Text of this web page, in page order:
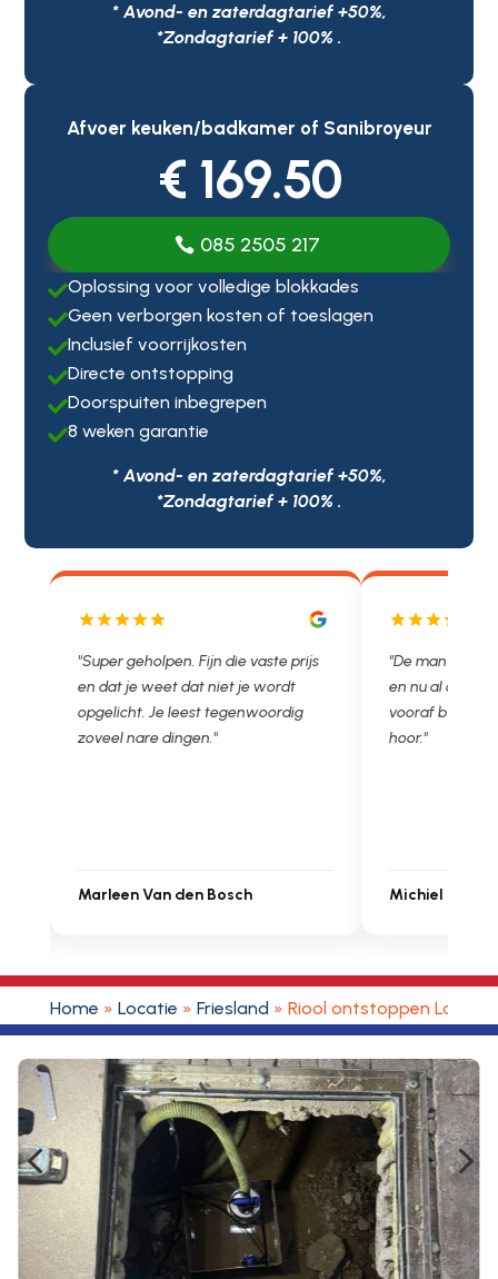
* Avond- en zaterdagtarief +50%,
*Zondagtarief + 100% .
Afvoer keuken/badkamer of Sanibroyeur
€ 169.50
085 2505 217
Oplossing voor volledige blokkades
Geen verborgen kosten of toeslagen
Inclusief voorrijkosten
Directe ontstopping
Doorspuiten inbegrepen
8 weken garantie
* Avond- en zaterdagtarief +50%,
*Zondagtarief + 100% .
die vaste prijs
je wordt
"De man rijden net weg. 11.00 gebeld
en nu al opgelost voor een vast en
vooraf besproken tarief. Lekker
hoor."
Michiel Uitdenbongerd
Home » Locatie » Friesland » Riool ontstoppen Loenga
4 5